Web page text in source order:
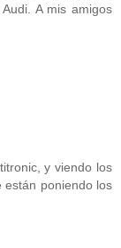
A mis amigos
y viendo los
están poniendo los